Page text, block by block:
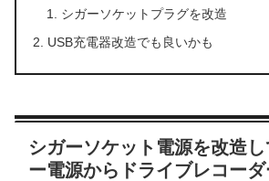
シガーソケットプラグを改造
USB充電器改造でも良いかも
シガーソケット電源を改造
ー電源からドライブレコー